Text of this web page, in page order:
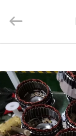
VIDEOS
Ltd..